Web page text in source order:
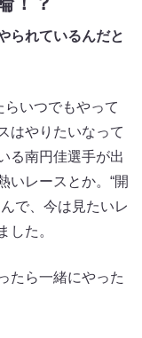
られているんだと
いつでもやって
はやりたいなって
る南円佳選手が出
いレースとか。“開
で、今は見たいレ
した。
たら一緒にやった